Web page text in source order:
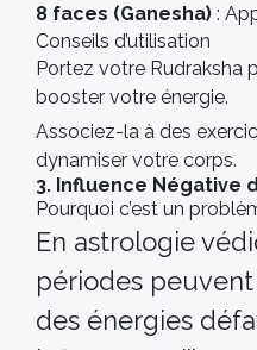
8 faces (Ganesha) :
Conseils d’utilisation
Portez votre Rudraksha
booster votre énergie.
Associez-la à des
dynamiser votre corps.
3. Influence Négative
Pourquoi c’est un
En astrologie
périodes
des énergies